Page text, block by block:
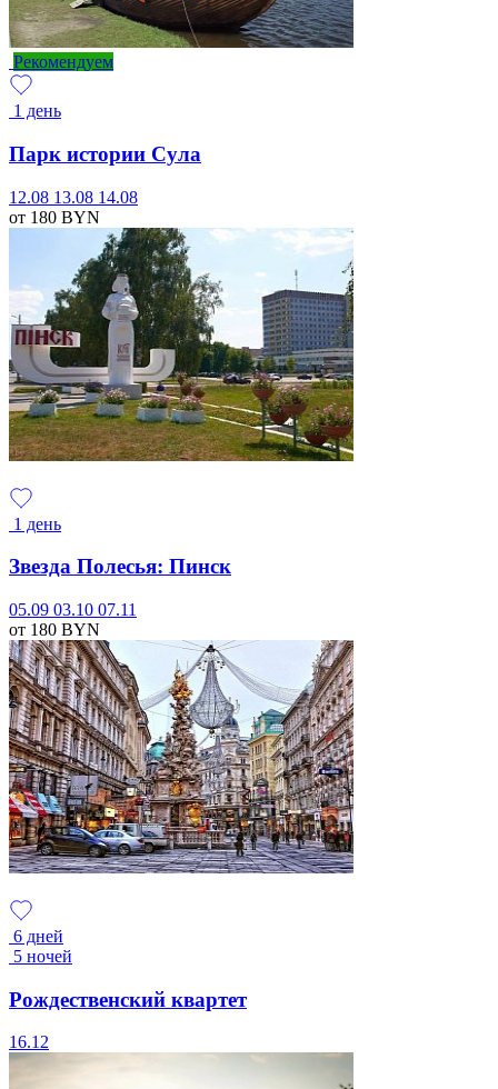
Рекомендуем
1 день
Парк истории Сула
12.08 13.08 14.08
от 180 BYN
1 день
Звезда Полесья: Пинск
05.09 03.10 07.11
от 180 BYN
6 дней
5 ночей
Рождественский квартет
16.12